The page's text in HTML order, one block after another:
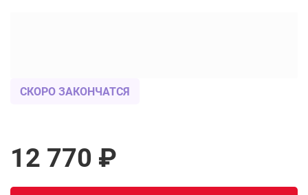
СКОРО ЗАКОНЧАТСЯ
12 770 ₽